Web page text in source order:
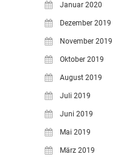
Januar 2020
Dezember 2019
November 2019
Oktober 2019
August 2019
Juli 2019
Juni 2019
Mai 2019
März 2019